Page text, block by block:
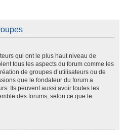
qui ont le plus haut niveau de
tous les aspects du forum comme les
de groupes d’utilisateurs ou de
que le fondateur du forum a
Ils peuvent aussi avoir toutes les
des forums, selon ce que le